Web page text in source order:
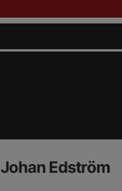
Johan Edström